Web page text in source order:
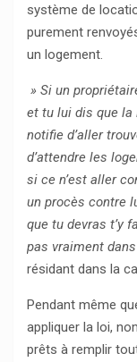
système de
purement
un logement.
» Si un
et tu lui dis que la
notifie d’aller
d’attendre les
si ce n’est aller
un procès contre
que tu devras t’y
pas vraiment
résidant dans la
Pendant même
appliquer la loi,
prêts à remplir